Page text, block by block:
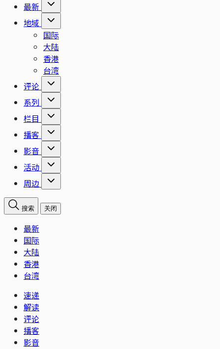
最新
地域
国际
大陆
香港
台湾
评论
系列
栏目
播客
影音
活动
周边
搜索 关闭
最新
国际
大陆
香港
台湾
速递
解读
评论
播客
影音